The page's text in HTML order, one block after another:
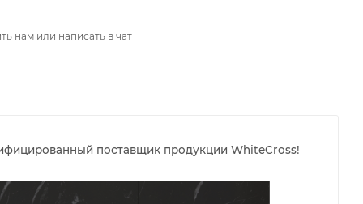
нам или написать в чат
поставщик продукции WhiteCross!